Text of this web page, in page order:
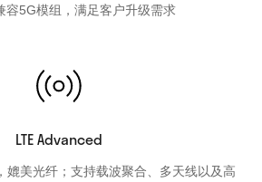
5G模组，满足客户升级需求
LTE Advanced
，媲美光纤；支持载波聚合、多天线以及高